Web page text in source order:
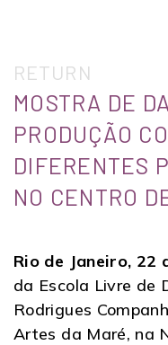
RETURN
MOSTRA DE
PRODUÇÃO
DIFERENTES
NO CENTRO
Rio de Janeiro, 22
da Escola Livre de
Rodrigues
Artes da Maré, na